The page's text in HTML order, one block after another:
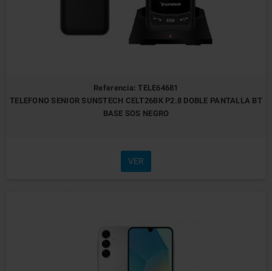
Referencia: TELE64681
TELEFONO SENIOR SUNSTECH CELT26BK P2.8 DOBLE PANTALLA BT
BASE SOS NEGRO
VER